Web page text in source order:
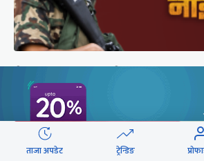
सेनाको नाइटभिजन हेलिकप्टर :
जनताको ज्यान बचाउन उड्दैन
ताजा अपडेट ट्रेन्डिङ